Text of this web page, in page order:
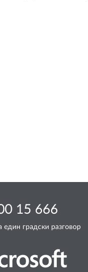
15 666
един градски разговор